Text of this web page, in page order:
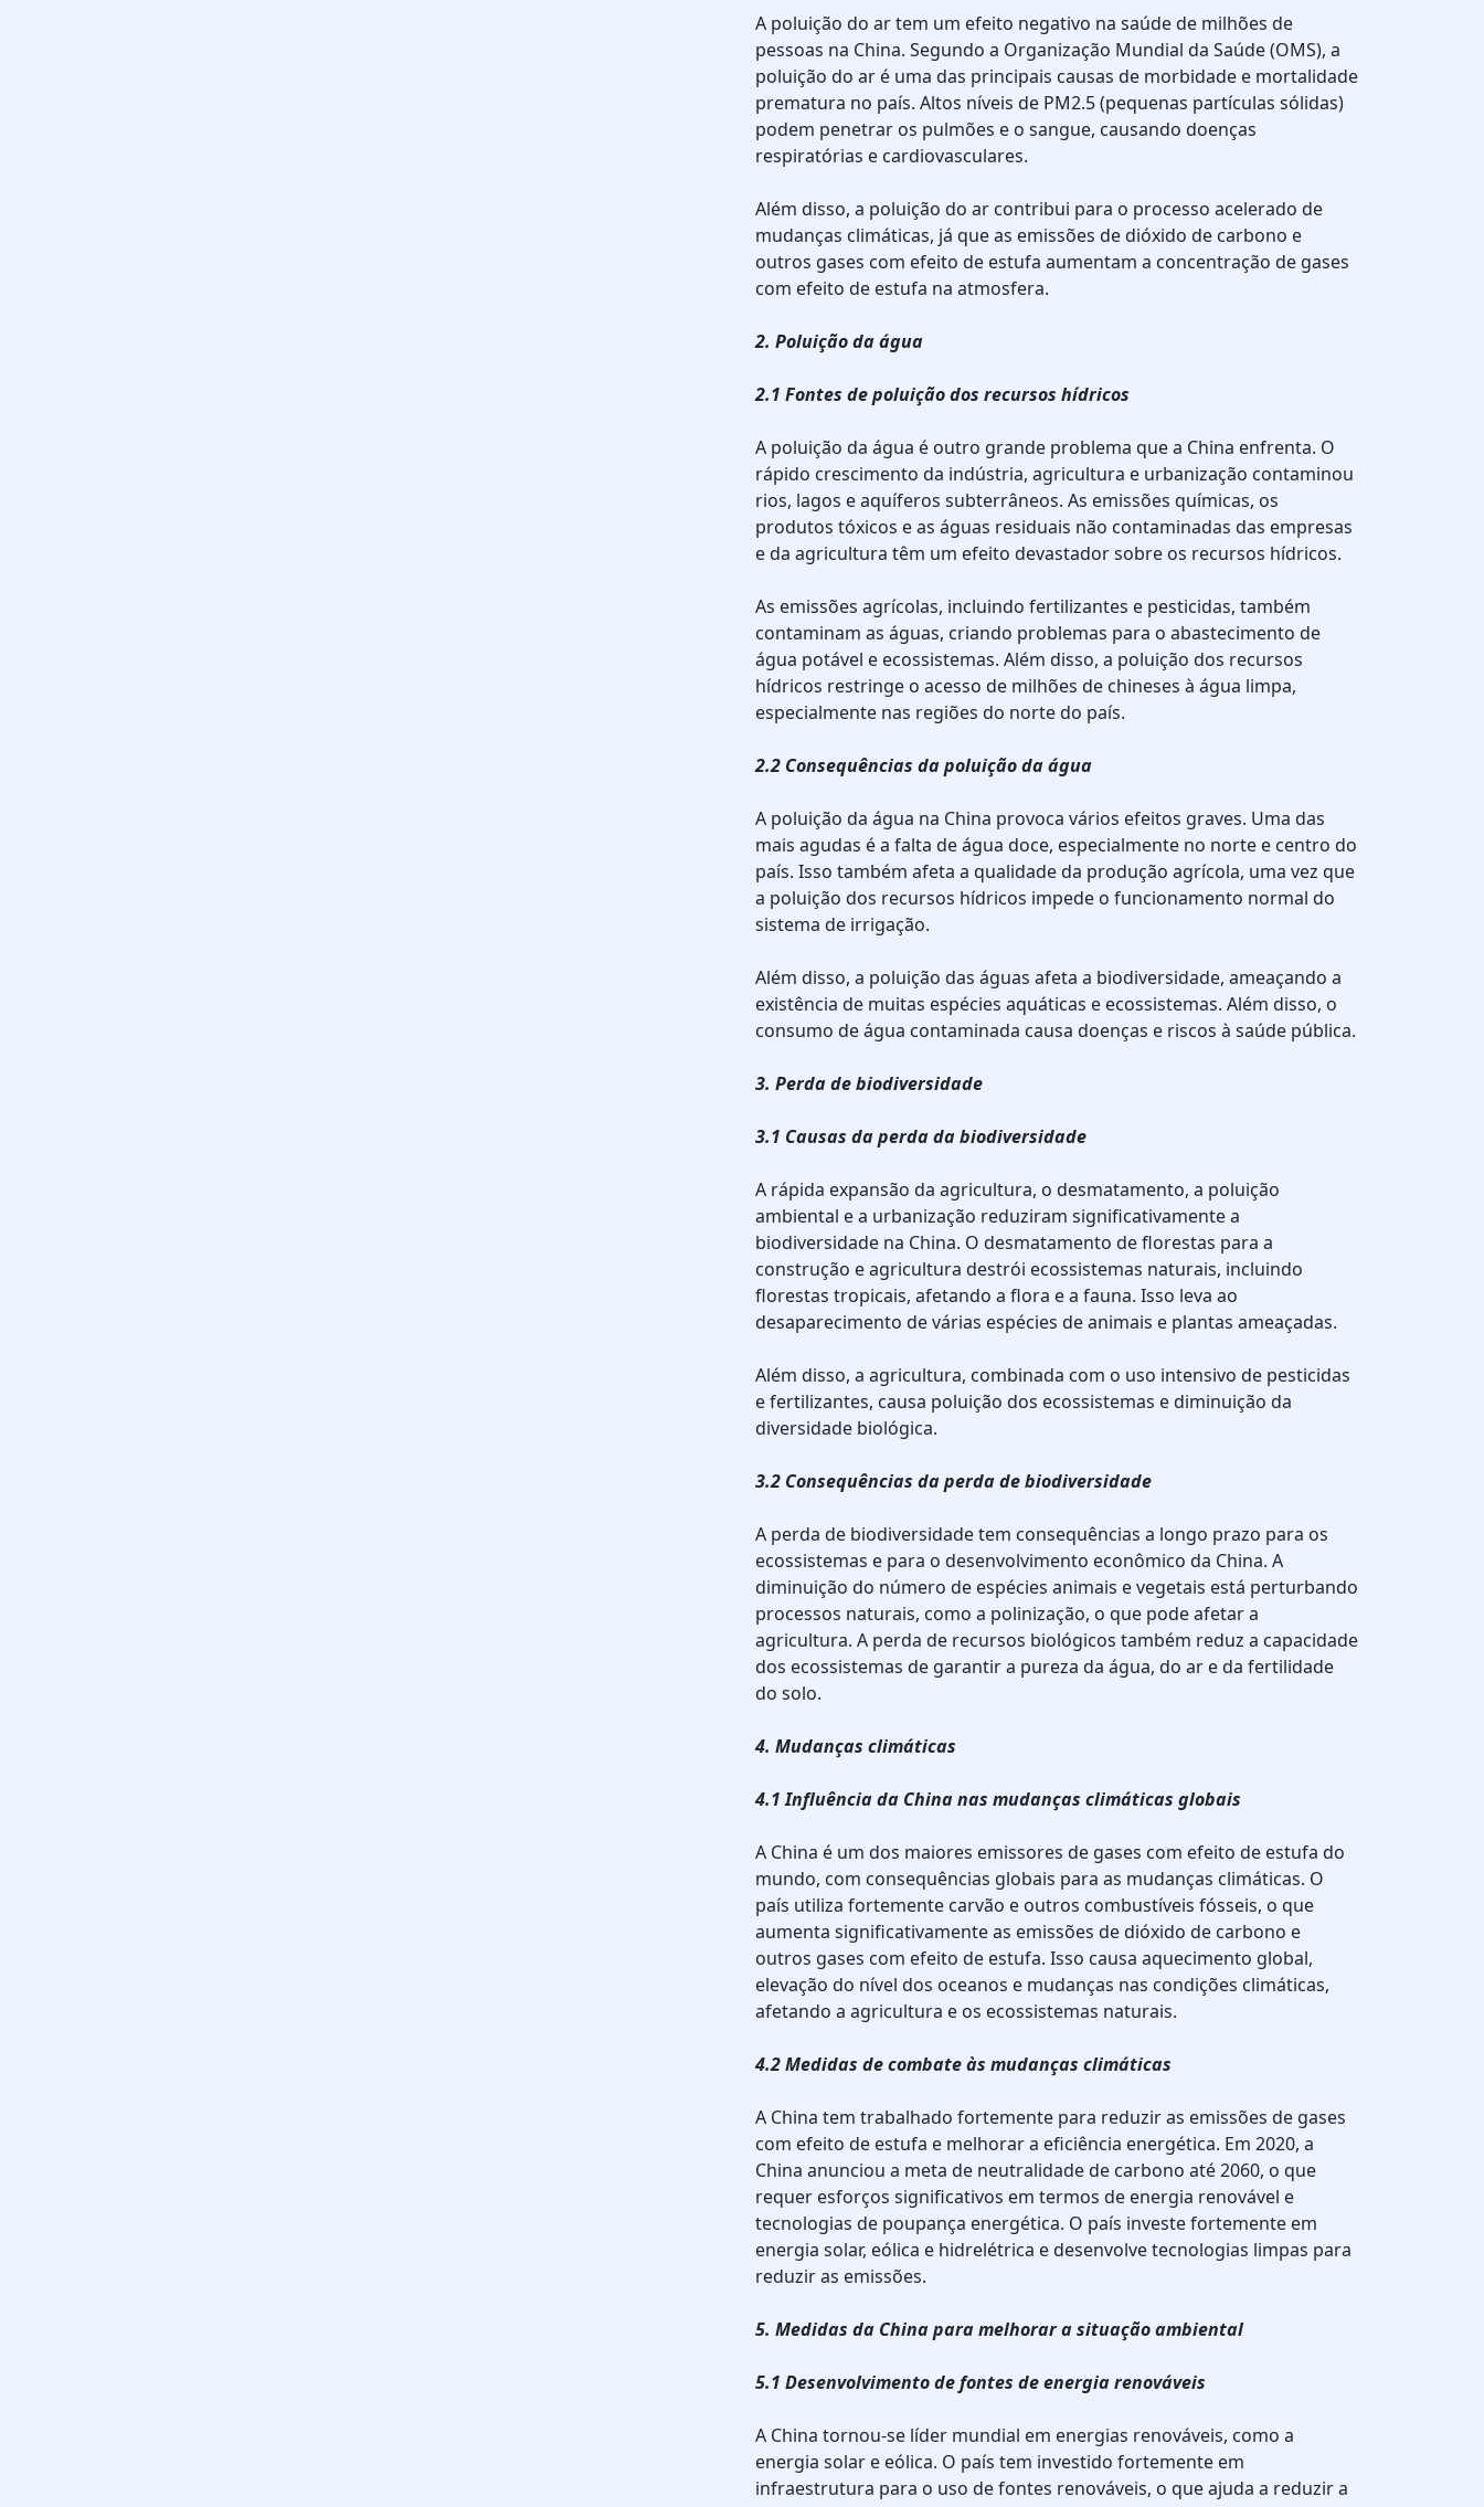
A poluição do ar tem um efeito negativo na saúde de milhões de
pessoas na China. Segundo a Organização Mundial da Saúde (OMS), a
poluição do ar é uma das principais causas de morbidade e mortalidade
prematura no país. Altos níveis de PM2.5 (pequenas partículas sólidas)
podem penetrar os pulmões e o sangue, causando doenças
respiratórias e cardiovasculares.
Além disso, a poluição do ar contribui para o processo acelerado de
mudanças climáticas, já que as emissões de dióxido de carbono e
outros gases com efeito de estufa aumentam a concentração de gases
com efeito de estufa na atmosfera.
2. Poluição da água
2.1 Fontes de poluição dos recursos hídricos
A poluição da água é outro grande problema que a China enfrenta. O
rápido crescimento da indústria, agricultura e urbanização contaminou
rios, lagos e aquíferos subterrâneos. As emissões químicas, os
produtos tóxicos e as águas residuais não contaminadas das empresas
e da agricultura têm um efeito devastador sobre os recursos hídricos.
As emissões agrícolas, incluindo fertilizantes e pesticidas, também
contaminam as águas, criando problemas para o abastecimento de
água potável e ecossistemas. Além disso, a poluição dos recursos
hídricos restringe o acesso de milhões de chineses à água limpa,
especialmente nas regiões do norte do país.
2.2 Consequências da poluição da água
A poluição da água na China provoca vários efeitos graves. Uma das
mais agudas é a falta de água doce, especialmente no norte e centro do
país. Isso também afeta a qualidade da produção agrícola, uma vez que
a poluição dos recursos hídricos impede o funcionamento normal do
sistema de irrigação.
Além disso, a poluição das águas afeta a biodiversidade, ameaçando a
existência de muitas espécies aquáticas e ecossistemas. Além disso, o
consumo de água contaminada causa doenças e riscos à saúde pública.
3. Perda de biodiversidade
3.1 Causas da perda da biodiversidade
A rápida expansão da agricultura, o desmatamento, a poluição
ambiental e a urbanização reduziram significativamente a
biodiversidade na China. O desmatamento de florestas para a
construção e agricultura destrói ecossistemas naturais, incluindo
florestas tropicais, afetando a flora e a fauna. Isso leva ao
desaparecimento de várias espécies de animais e plantas ameaçadas.
Além disso, a agricultura, combinada com o uso intensivo de pesticidas
e fertilizantes, causa poluição dos ecossistemas e diminuição da
diversidade biológica.
3.2 Consequências da perda de biodiversidade
A perda de biodiversidade tem consequências a longo prazo para os
ecossistemas e para o desenvolvimento econômico da China. A
diminuição do número de espécies animais e vegetais está perturbando
processos naturais, como a polinização, o que pode afetar a
agricultura. A perda de recursos biológicos também reduz a capacidade
dos ecossistemas de garantir a pureza da água, do ar e da fertilidade
do solo.
4. Mudanças climáticas
4.1 Influência da China nas mudanças climáticas globais
A China é um dos maiores emissores de gases com efeito de estufa do
mundo, com consequências globais para as mudanças climáticas. O
país utiliza fortemente carvão e outros combustíveis fósseis, o que
aumenta significativamente as emissões de dióxido de carbono e
outros gases com efeito de estufa. Isso causa aquecimento global,
elevação do nível dos oceanos e mudanças nas condições climáticas,
afetando a agricultura e os ecossistemas naturais.
4.2 Medidas de combate às mudanças climáticas
A China tem trabalhado fortemente para reduzir as emissões de gases
com efeito de estufa e melhorar a eficiência energética. Em 2020, a
China anunciou a meta de neutralidade de carbono até 2060, o que
requer esforços significativos em termos de energia renovável e
tecnologias de poupança energética. O país investe fortemente em
energia solar, eólica e hidrelétrica e desenvolve tecnologias limpas para
reduzir as emissões.
5. Medidas da China para melhorar a situação ambiental
5.1 Desenvolvimento de fontes de energia renováveis
A China tornou-se líder mundial em energias renováveis, como a
energia solar e eólica. O país tem investido fortemente em
infraestrutura para o uso de fontes renováveis, o que ajuda a reduzir a